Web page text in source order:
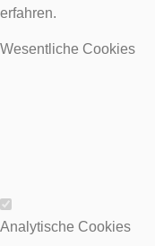
erfahren.
Wesentliche Cookies
Wesentliche Cookies
Analytische Cookies